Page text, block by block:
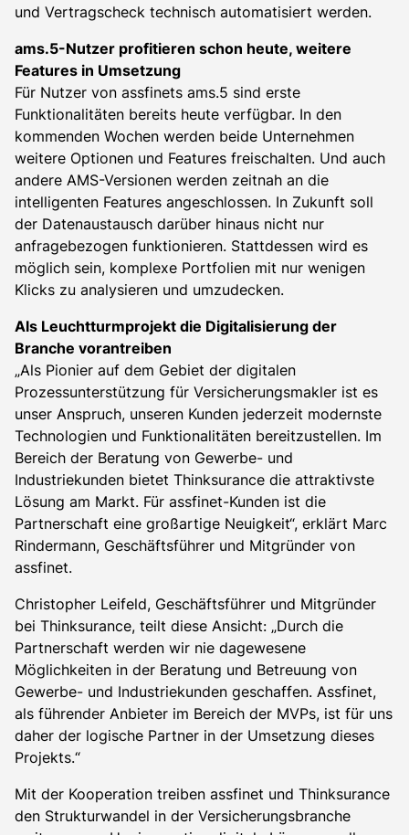
und Vertragscheck technisch automatisiert werden.
ams.5-Nutzer profitieren schon heute, weitere
Features in Umsetzung
Für Nutzer von assfinets ams.5 sind erste
Funktionalitäten bereits heute verfügbar. In den
kommenden Wochen werden beide Unternehmen
weitere Optionen und Features freischalten. Und auch
andere AMS-Versionen werden zeitnah an die
intelligenten Features angeschlossen. In Zukunft soll
der Datenaustausch darüber hinaus nicht nur
anfragebezogen funktionieren. Stattdessen wird es
möglich sein, komplexe Portfolien mit nur wenigen
Klicks zu analysieren und umzudecken.
Als Leuchtturmprojekt die Digitalisierung der
Branche vorantreiben
„Als Pionier auf dem Gebiet der digitalen
Prozessunterstützung für Versicherungsmakler ist es
unser Anspruch, unseren Kunden jederzeit modernste
Technologien und Funktionalitäten bereitzustellen. Im
Bereich der Beratung von Gewerbe- und
Industriekunden bietet Thinksurance die attraktivste
Lösung am Markt. Für assfinet-Kunden ist die
Partnerschaft eine großartige Neuigkeit“, erklärt Marc
Rindermann, Geschäftsführer und Mitgründer von
assfinet.
Christopher Leifeld, Geschäftsführer und Mitgründer
bei Thinksurance, teilt diese Ansicht: „Durch die
Partnerschaft werden wir nie dagewesene
Möglichkeiten in der Beratung und Betreuung von
Gewerbe- und Industriekunden geschaffen. Assfinet,
als führender Anbieter im Bereich der MVPs, ist für uns
daher der logische Partner in der Umsetzung dieses
Projekts.“
Mit der Kooperation treiben assfinet und Thinksurance
den Strukturwandel in der Versicherungsbranche